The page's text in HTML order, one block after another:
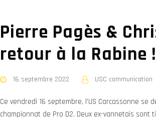
Pierre Pagès &
retour à la Rabine !
16 septembre 2022 USC communication
Ce vendredi 16 septembre, l'US Carcassonne
championnat de Pro D2. Deux ex-vannetais sont